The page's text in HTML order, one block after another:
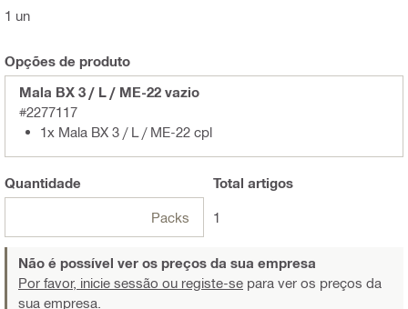
1 un
Opções de produto
Mala BX 3 / L / ME-22 vazio
#2277117
1x Mala BX 3 / L / ME-22 cpl
Quantidade
Packs
Total artigos
1
Não é possível ver os preços da sua empresa
Por favor, inicie sessão ou registe-se para ver os preços da
sua empresa.